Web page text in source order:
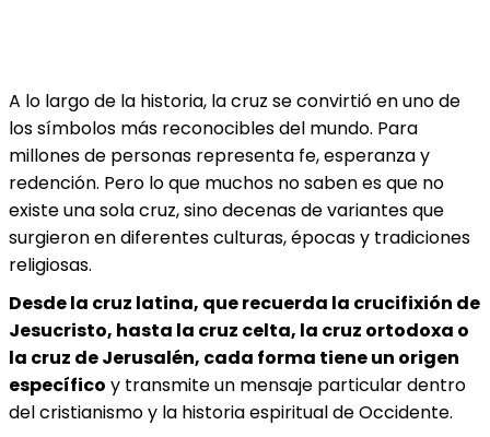
A lo largo de la historia, la cruz se convirtió en uno de
los símbolos más reconocibles del mundo. Para
millones de personas representa fe, esperanza y
redención. Pero lo que muchos no saben es que no
existe una sola cruz, sino decenas de variantes que
surgieron en diferentes culturas, épocas y tradiciones
religiosas.
Desde la cruz latina, que recuerda la crucifixión de
Jesucristo, hasta la cruz celta, la cruz ortodoxa o
la cruz de Jerusalén, cada forma tiene un origen
específico y transmite un mensaje particular dentro
del cristianismo y la historia espiritual de Occidente.